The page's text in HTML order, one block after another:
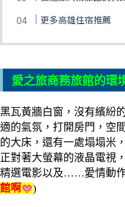
更多高雄住宿推薦
愛之旅商務旅館的環
黑瓦黃牆白窗，沒有繽紛
適的氣氛，打開房門，空
的大床，還有一處塌塌米
正對著大螢幕的液晶電視
精選電影以及……愛情動
館啊
)